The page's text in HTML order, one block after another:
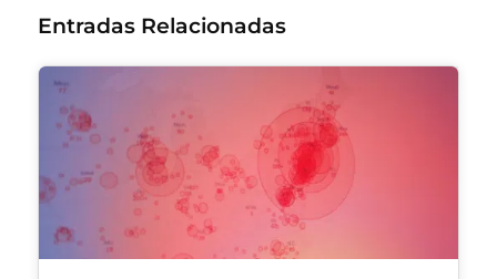
Entradas Relacionadas